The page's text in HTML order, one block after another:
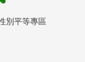
別平等專區